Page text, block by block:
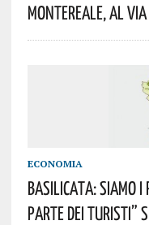
MONTEREALE, AL
ECONOMIA
BASILICATA: SIAMO I
PARTE DEI TURISTI”